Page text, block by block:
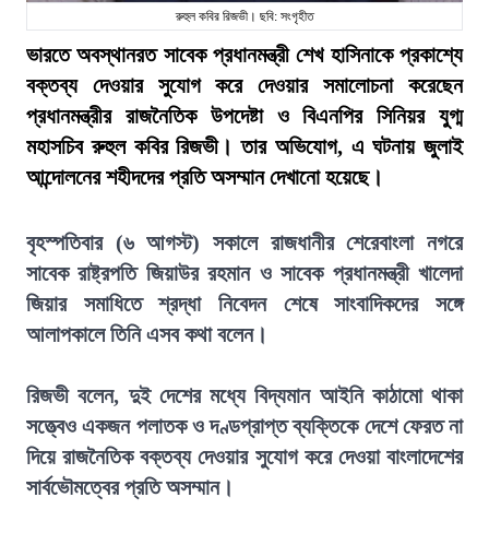
রুহুল কবির রিজভী। ছবি: সংগৃহীত
ভারতে অবস্থানরত সাবেক প্রধানমন্ত্রী শেখ হাসিনাকে প্রকাশ্যে
বক্তব্য দেওয়ার সুযোগ করে দেওয়ার সমালোচনা করেছেন
প্রধানমন্ত্রীর রাজনৈতিক উপদেষ্টা ও বিএনপির সিনিয়র যুগ্ম
মহাসচিব রুহুল কবির রিজভী। তার অভিযোগ, এ ঘটনায় জুলাই
আন্দোলনের শহীদদের প্রতি অসম্মান দেখানো হয়েছে।
বৃহস্পতিবার (৬ আগস্ট) সকালে রাজধানীর শেরেবাংলা নগরে
সাবেক রাষ্ট্রপতি জিয়াউর রহমান ও সাবেক প্রধানমন্ত্রী খালেদা
জিয়ার সমাধিতে শ্রদ্ধা নিবেদন শেষে সাংবাদিকদের সঙ্গে
আলাপকালে তিনি এসব কথা বলেন।
রিজভী বলেন, দুই দেশের মধ্যে বিদ্যমান আইনি কাঠামো থাকা
সত্ত্বেও একজন পলাতক ও দণ্ডপ্রাপ্ত ব্যক্তিকে দেশে ফেরত না
দিয়ে রাজনৈতিক বক্তব্য দেওয়ার সুযোগ করে দেওয়া বাংলাদেশের
সার্বভৌমত্বের প্রতি অসম্মান।